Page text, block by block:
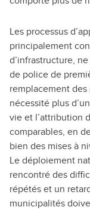
Les processus
principalement
d’infrastructure,
de police de
remplacement des
nécessité plus
vie et l’attribution
comparables, en
bien des mises à
Le déploiement
rencontré des
répétés et un
municipalités